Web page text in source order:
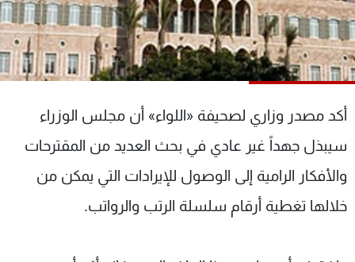
أكد مصدر وزاري لصحيفة «اللواء» أن مجلس الوزراء
سيبذل جهداً غير عادي في بحث العديد من المقترحات
والأفكار الرامية إلى الوصول للإيرادات التي يمكن من
خلالها تغطية أرقام سلسلة الرتب والرواتب.
البرامج
جدول البرامج
الترددات
الإنـتـاج
لاعلاناتكم
تواصل معنا
شروط الإسـتخدام
سياسة الخصوصية